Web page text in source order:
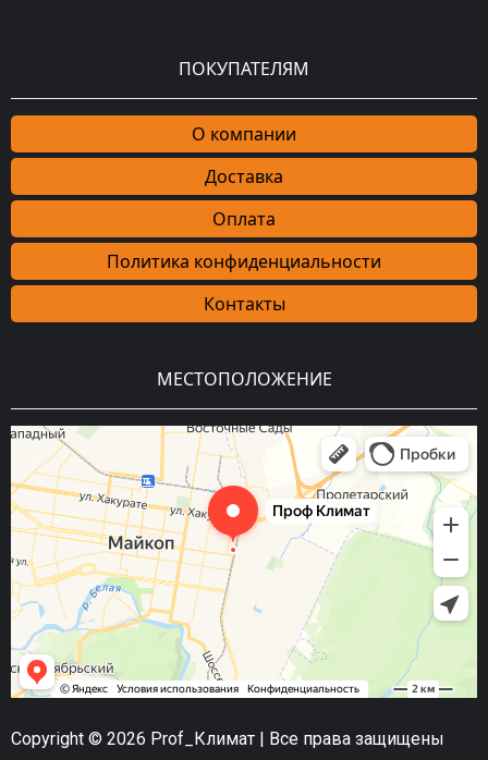
ПОКУПАТЕЛЯМ
О компании
Доставка
Оплата
Политика конфиденциальности
Контакты
МЕСТОПОЛОЖЕНИЕ
Copyright © 2026 Prof_Климат | Все права защищены